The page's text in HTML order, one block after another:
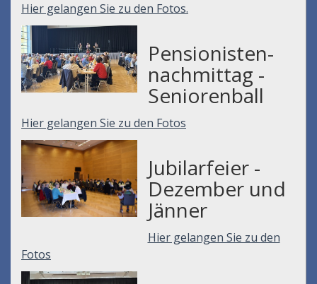
Hier gelangen Sie zu den Fotos.
Pensionisten-
nachmittag -
Seniorenball
Hier gelangen Sie zu den Fotos
Jubilarfeier -
Dezember und
Jänner
Hier gelangen Sie zu den
Fotos